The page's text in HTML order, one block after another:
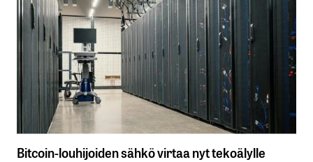
Bitcoin-louhijoiden sähkö virtaa nyt tekoälylle